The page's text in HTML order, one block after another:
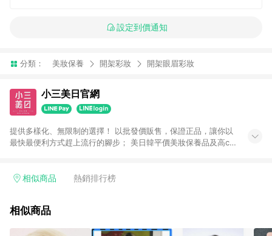
設定到價通知
分類： 美妝保養 開架彩妝 開架眼眉彩妝
小三美日官網
提供多樣化、無限制的選擇！ 以批發價販售，保證正品，讓你以
最快最便利方式趕上流行的腳步； 美日韓平價美妝保養品及高cp
天前後發送 3.使用小三美日APP下單，將無法獲得點數回饋 4.
皆不計入點數回饋，依扣除前述所有折讓金額，得最終之金額贈
相似商品 熱銷排行榜
相似商品